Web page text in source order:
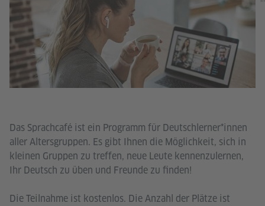
Das Sprachcafé ist ein Programm für Deutschlerner*innen
aller Altersgruppen. Es gibt Ihnen die Möglichkeit, sich in
kleinen Gruppen zu treffen, neue Leute kennenzulernen,
Ihr Deutsch zu üben und Freunde zu finden!
Die Teilnahme ist kostenlos. Die Anzahl der Plätze ist